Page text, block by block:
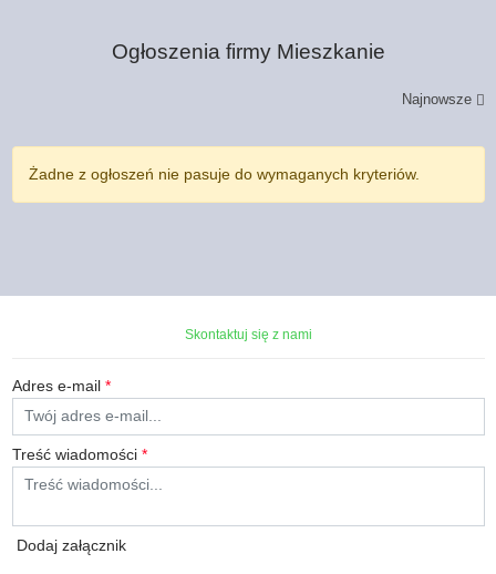
Ogłoszenia firmy Mieszkanie
Najnowsze
Żadne z ogłoszeń nie pasuje do wymaganych kryteriów.
Skontaktuj się z nami
Adres e-mail *
Treść wiadomości *
Dodaj załącznik